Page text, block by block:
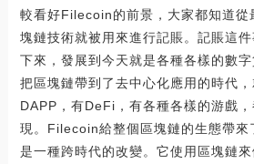
較看好Filecoin的前景，大家都知道從
塊鏈技術就被用來進行記賬。記賬這
下來，發展到今天就是各種各樣的數
把區塊鏈帶到了去中心化應用的時代
DAPP，有DeFi，有各種各樣的游戲
現。Filecoin給整個區塊鏈的生態帶來
是一種跨時代的改變。它使用區塊鏈